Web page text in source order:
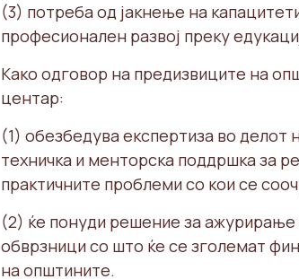
(3) потреба од јакнење на
професионален развој преку
Како одговор на предизвиците на
центар:
(1) обезбедува експертиза во делот
техничка и менторска поддршка за
практичните проблеми со кои се
(2) ќе понуди решение за ажурирање
обврзници со што ќе се зголемат
на општините.